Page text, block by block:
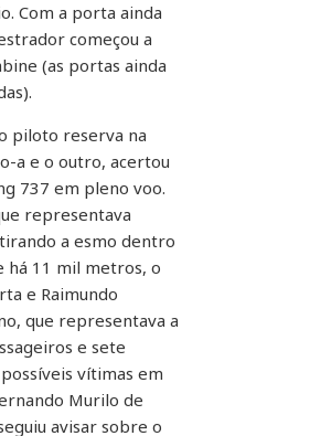
Com a porta ainda
começou a
(as portas ainda
piloto reserva na
a e o outro, acertou
737 em pleno voo.
representava
a esmo dentro
há 11 mil metros, o
e Raimundo
que representava a
e sete
vítimas em
Murilo de
avisar sobre o